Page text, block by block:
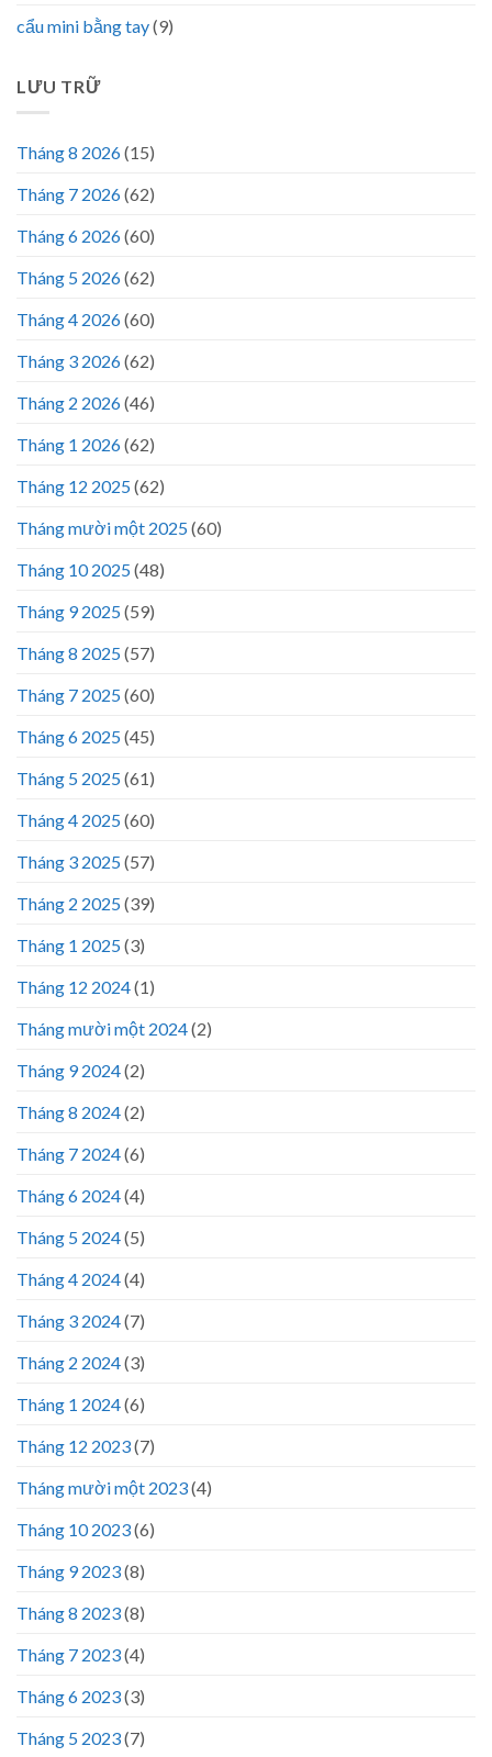
cẩu mini bằng tay(9)
LƯU TRỮ
Tháng 8 2026(15)
Tháng 7 2026(62)
Tháng 6 2026(60)
Tháng 5 2026(62)
Tháng 4 2026(60)
Tháng 3 2026(62)
Tháng 2 2026(46)
Tháng 1 2026(62)
Tháng 12 2025(62)
Tháng mười một 2025(60)
Tháng 10 2025(48)
Tháng 9 2025(59)
Tháng 8 2025(57)
Tháng 7 2025(60)
Tháng 6 2025(45)
Tháng 5 2025(61)
Tháng 4 2025(60)
Tháng 3 2025(57)
Tháng 2 2025(39)
Tháng 1 2025(3)
Tháng 12 2024(1)
Tháng mười một 2024(2)
Tháng 9 2024(2)
Tháng 8 2024(2)
Tháng 7 2024(6)
Tháng 6 2024(4)
Tháng 5 2024(5)
Tháng 4 2024(4)
Tháng 3 2024(7)
Tháng 2 2024(3)
Tháng 1 2024(6)
Tháng 12 2023(7)
Tháng mười một 2023(4)
Tháng 10 2023(6)
Tháng 9 2023(8)
Tháng 8 2023(8)
Tháng 7 2023(4)
Tháng 6 2023(3)
Tháng 5 2023(7)